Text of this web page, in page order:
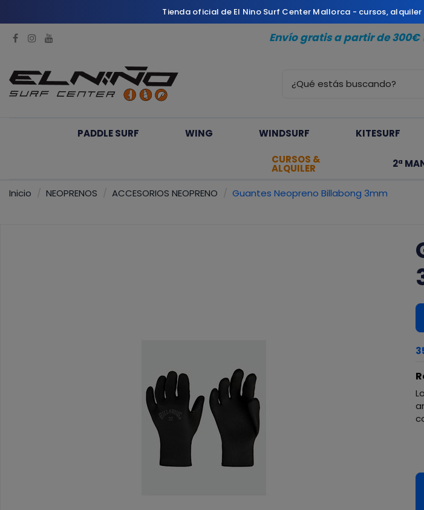
Envío gratis a partir de
PADDLE SURF WING WINDSURF KITESURF
CURSOS &
ALQUILER 2ª
Inicio NEOPRENOS ACCESORIOS NEOPRENO Guantes Neopreno Billabong 3mm
Tienda oficial de El Nino Surf Center Mallorca - cursos,